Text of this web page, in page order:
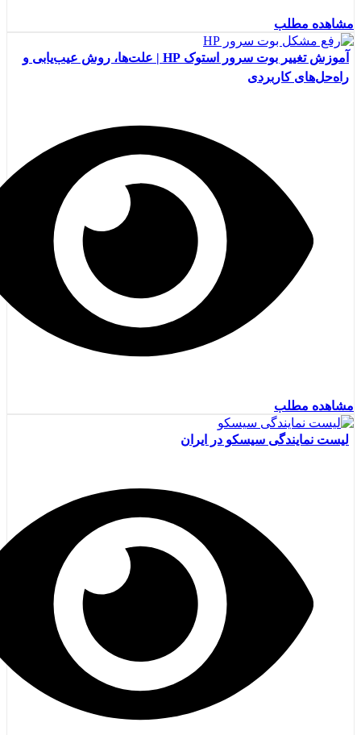
مشاهده مطلب
آموزش تغییر بوت سرور استوک HP | علت‌ها، روش عیب‌یابی و
راه‌حل‌های کاربردی
مشاهده مطلب
لیست نمایندگی سیسکو در ایران